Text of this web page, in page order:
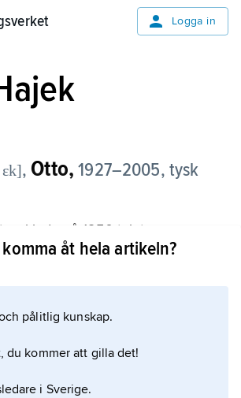
Logga in
, Otto, 1927–2005, tysk
på 1950-talet en
på plan i vilka starkt
åt hela artikeln?
pålitlig kunskap.
du kommer att gilla det!
i Sverige.